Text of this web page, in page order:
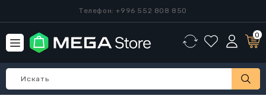
Телефон: +996 552 808 850
0